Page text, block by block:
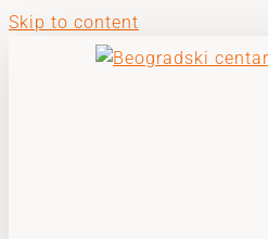
Skip to content